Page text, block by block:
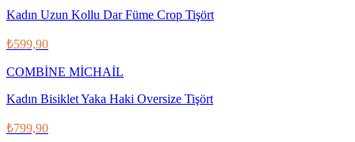
Kadın Uzun Kollu Dar Füme Crop Tişört
₺599,90
COMBİNE MİCHAİL
Kadın Bisiklet Yaka Haki Oversize Tişört
₺799,90